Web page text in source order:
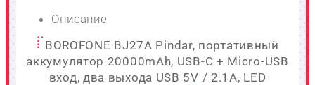
Описание
BOROFONE BJ27A Pindar, портативный
аккумулятор 20000mAh, USB-C + Micro-USB
вход, два выхода USB 5V / 2.1A, LED